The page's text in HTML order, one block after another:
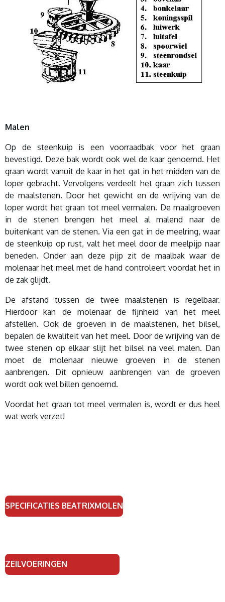
Malen
Op de steenkuip is een voorraadbak voor het graan
bevestigd. Deze bak wordt ook wel de kaar genoemd. Het
graan wordt vanuit de kaar in het gat in het midden van de
loper gebracht. Vervolgens verdeelt het graan zich tussen
de maalstenen. Door het gewicht en de wrijving van de
loper wordt het graan tot meel vermalen. De maalgroeven
in de stenen brengen het meel al malend naar de
buitenkant van de stenen. Via een gat in de meelring, waar
de steenkuip op rust, valt het meel door de meelpijp naar
beneden. Onder aan deze pijp zit de maalbak waar de
molenaar het meel met de hand controleert voordat het in
de zak glijdt.
De afstand tussen de twee maalstenen is regelbaar.
Hierdoor kan de molenaar de fijnheid van het meel
afstellen. Ook de groeven in de maalstenen, het bilsel,
bepalen de kwaliteit van het meel. Door de wrijving van de
twee stenen op elkaar slijt het bilsel na veel malen. Dan
moet de molenaar nieuwe groeven in de stenen
aanbrengen. Dit opnieuw aanbrengen van de groeven
wordt ook wel billen genoemd.
Voordat het graan tot meel vermalen is, wordt er dus heel
wat werk verzet!
SPECIFICATIES BEATRIXMOLEN
ZEILVOERINGEN